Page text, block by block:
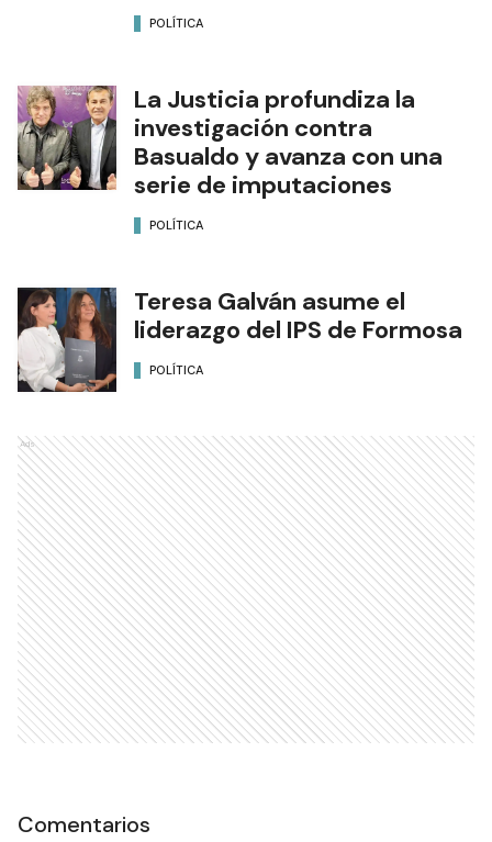
POLÍTICA
La Justicia profundiza la
investigación contra
Basualdo y avanza con una
serie de imputaciones
POLÍTICA
Teresa Galván asume el
liderazgo del IPS de Formosa
POLÍTICA
Ads
Comentarios